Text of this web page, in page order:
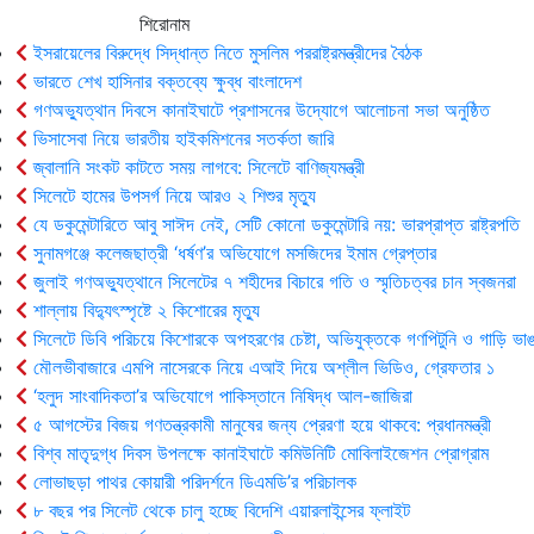
শিরোনাম
ইসরায়েলের বিরুদ্ধে সিদ্ধান্ত নিতে মুসলিম পররাষ্ট্রমন্ত্রীদের বৈঠক
ভারতে শেখ হাসিনার বক্তব্যে ক্ষুব্ধ বাংলাদেশ
গণঅভ্যুত্থান দিবসে কানাইঘাটে প্রশাসনের উদ্যোগে আলোচনা সভা অনুষ্ঠিত
ভিসাসেবা নিয়ে ভারতীয় হাইকমিশনের সতর্কতা জারি
জ্বালানি সংকট কাটতে সময় লাগবে: সিলেটে বাণিজ্যমন্ত্রী
সিলেটে হামের উপসর্গ নিয়ে আরও ২ শিশুর মৃত্যু
যে ডকুমেন্টারিতে আবু সাঈদ নেই, সেটি কোনো ডকুমেন্টারি নয়: ভারপ্রাপ্ত রাষ্ট্রপতি
সুনামগঞ্জে কলেজছাত্রী ‘ধর্ষণ’র অভিযোগে মসজিদের ইমাম গ্রেপ্তার
জুলাই গণঅভ্যুত্থানে সিলেটের ৭ শহীদের বিচারে গতি ও স্মৃতিচত্বর চান স্বজনরা
শাল্লায় বিদ্যুৎস্পৃষ্টে ২ কিশোরের মৃত্যু
সিলেটে ডিবি পরিচয়ে কিশোরকে অপহরণের চেষ্টা, অভিযুক্তকে গণপিটুনি ও গাড়ি
মৌলভীবাজারে এমপি নাসেরকে নিয়ে এআই দিয়ে অশ্লীল ভিডিও, গ্রেফতার ১
‘হলুদ সাংবাদিকতা’র অভিযোগে পাকিস্তানে নিষিদ্ধ আল-জাজিরা
৫ আগস্টের বিজয় গণতন্ত্রকামী মানুষের জন্য প্রেরণা হয়ে থাকবে: প্রধানমন্ত্রী
বিশ্ব মাতৃদুগ্ধ দিবস উপলক্ষে কানাইঘাটে কমিউনিটি মোবিলাইজেশন প্রোগ্রাম
লোভাছড়া পাথর কোয়ারী পরিদর্শনে ডিএমডি’র পরিচালক
৮ বছর পর সিলেট থেকে চালু হচ্ছে বিদেশি এয়ারলাইন্সের ফ্লাইট